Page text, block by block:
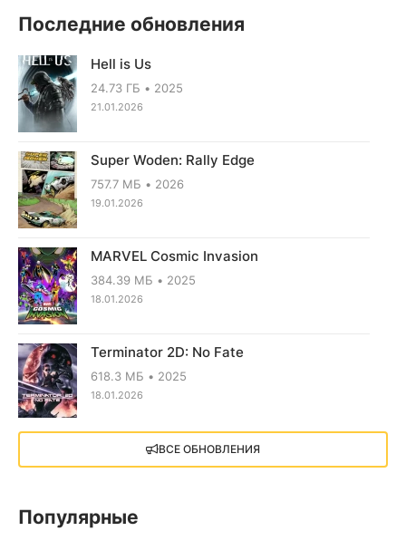
Последние обновления
Hell is Us
24.73 ГБ 2025
21.01.2026
Super Woden: Rally Edge
757.7 МБ 2026
19.01.2026
MARVEL Cosmic Invasion
384.39 МБ 2025
18.01.2026
Terminator 2D: No Fate
618.3 МБ 2025
18.01.2026
X4: Foundations (2018)
13.73 GB 2018
ВСЕ ОБНОВЛЕНИЯ
Популярные